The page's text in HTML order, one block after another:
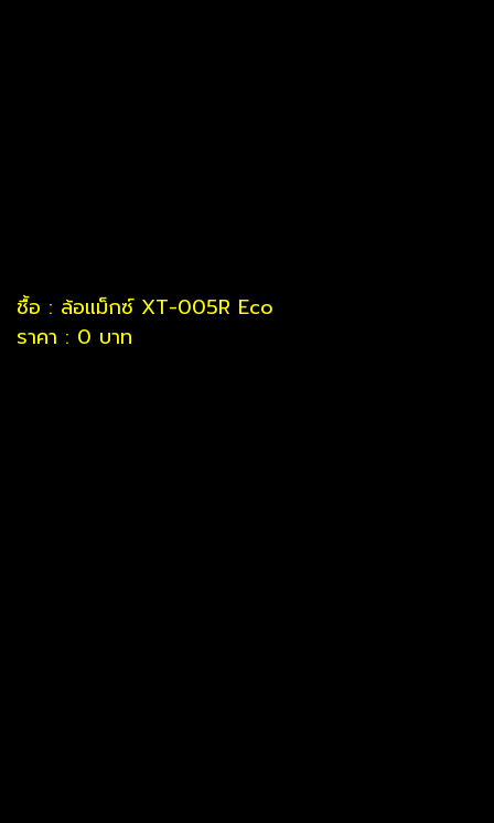
ชื้อ : ล้อแม็กซ์ XT-005R Eco
ราคา : 0 บาท